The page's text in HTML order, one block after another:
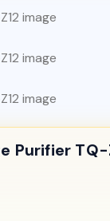
Purifier TQ-